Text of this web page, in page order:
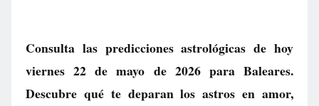
Consulta las predicciones astrológicas de hoy
viernes 22 de mayo de 2026 para Baleares.
Descubre qué te deparan los astros en amor,